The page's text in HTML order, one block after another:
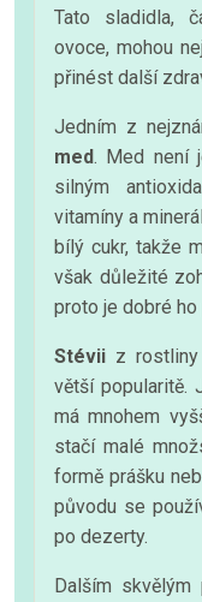
Tato sladidla,
ovoce, mohou
přinést další
Jedním z
med. Med není
silným
vitamíny a
bílý cukr, takže
však důležité
proto je dobré
Stévii z
větší popularitě.
má mnohem
stačí malé
formě prášku
původu se
po dezerty.
Dalším skvělým